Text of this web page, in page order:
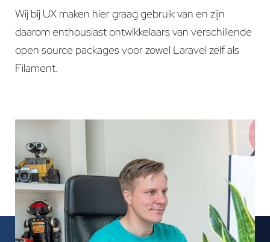
Wij bij UX maken hier graag gebruik van en zijn
daarom enthousiast ontwikkelaars van verschillende
open source packages voor zowel Laravel zelf als
Filament.